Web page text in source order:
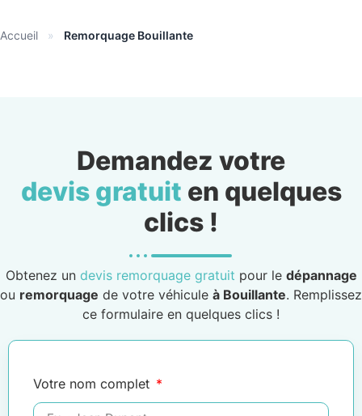
Accueil » Remorquage Bouillante
Demandez votre
devis gratuit en quelques
clics !
Obtenez un devis remorquage gratuit pour le dépannage
ou remorquage de votre véhicule à Bouillante. Remplissez
ce formulaire en quelques clics !
Votre nom complet